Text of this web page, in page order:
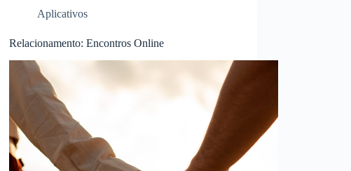
Aplicativos
Relacionamento: Encontros Online